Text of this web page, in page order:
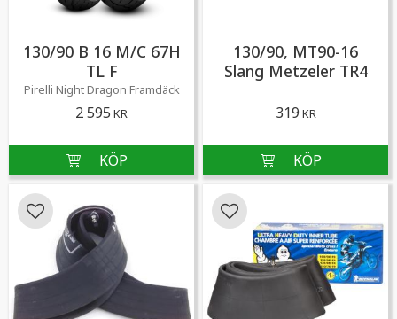
130/90 B 16 M/C 67H
TL F
Pirelli Night Dragon ​Framdäck
2 595 KR
130/90, MT90-16
Slang Metzeler TR4
319 KR
Lägg till i favoriter Lägg till i favoriter